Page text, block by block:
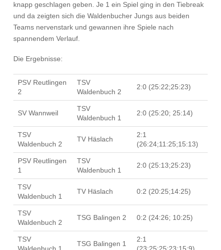
knapp geschlagen geben. Je 1 ein Spiel ging in den Tiebreak
und da zeigten sich die Waldenbucher Jungs aus beiden
Teams nervenstark und gewannen ihre Spiele nach
spannendem Verlauf.
Die Ergebnisse:
PSV Reutlingen
2
TSV
Waldenbuch 2
2:0 (25:22;25:23)
SV Wannweil
TSV
Waldenbuch 1
2:0 (25:20; 25:14)
TSV
Waldenbuch 2
TV Häslach
2:1
(26:24;11:25;15:13)
PSV Reutlingen
1
TSV
Waldenbuch 1
2:0 (25:13;25:23)
TSV
Waldenbuch 1
TV Häslach 0:2 (20:25;14:25)
TSV
Waldenbuch 2
TSG Balingen 2 0:2 (24:26; 10:25)
TSV
Waldenbuch 1
TSG Balingen 1
2:1
(23:25;25:23;15:9)